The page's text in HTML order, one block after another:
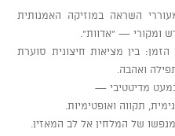
השראה במוזיקה האמנותית
בין מציאות חיצונית סוערת
ואהבה.
כמעט מדיטטיבי —
תקווה ואופטימיות.
של המלחין אל לב המאזין.